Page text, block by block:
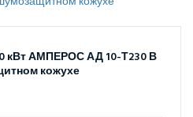
кВт АМПЕРОС АД 10-Т230 В
кожухе